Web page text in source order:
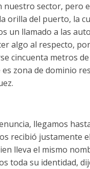
nuestro sector, pero
orilla del puerto, la
un llamado a las
algo al respecto,
cincuenta metros
zona de dominio
llegamos
recibió justamente el
lleva el mismo
toda su identidad,